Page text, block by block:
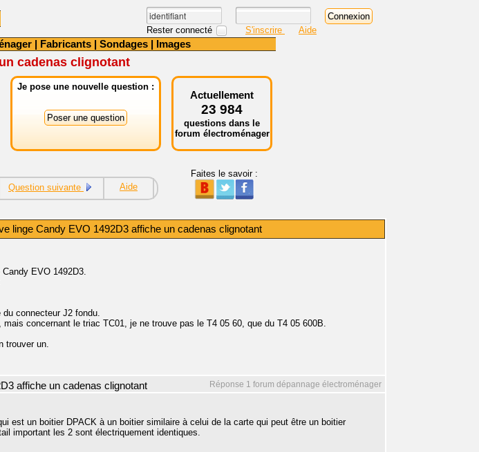
Rester connecté S'inscrire Aide
| Fabricants | Sondages | Images
cadenas clignotant
Je pose une nouvelle question :
Actuellement
23 984
questions dans le
forum électroménager
Question suivante Aide
Faites le savoir :
linge Candy EVO 1492D3 affiche un cadenas clignotant
EVO 1492D3.
connecteur J2 fondu.
mais concernant le triac TC01, je ne trouve pas le T4 05 60, que du T4 05 600B.
trouver un.
Réponse 1 forum dépannage électroménager
affiche un cadenas clignotant
est un boitier DPACK à un boitier similaire à celui de la carte qui peut être un boitier
important les 2 sont électriquement identiques.